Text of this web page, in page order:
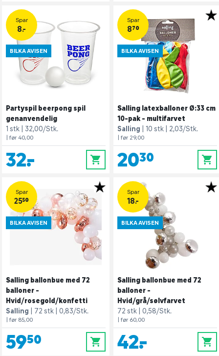
Spar
8.-
BILKA AVISEN
Partyspil beerpong spil
genanvendelig
1 stk
32,00/Stk.
| før 40,00
32,- 0
Spar
8,70
BILKA AVISEN
Salling latexballoner Ø:33 cm
10-pak - multifarvet
Salling
10 stk 2,03/Stk.
| før 29,00
20,30 0
Spar
25,50
BILKA AVISEN
Salling ballonbue med 72
balloner -
Hvid/rosegold/konfetti
Salling
72 stk 0,83/Stk.
| før 85,00
59,50 0
Spar
18.-
BILKA AVISEN
Salling ballonbue med 72
balloner -
Hvid/grå/sølvfarvet
72 stk
0,58/Stk.
| før 60,00
42,- 0